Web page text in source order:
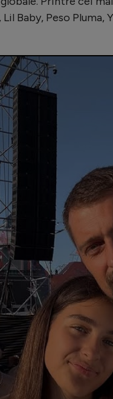
Baby, Peso Pluma,